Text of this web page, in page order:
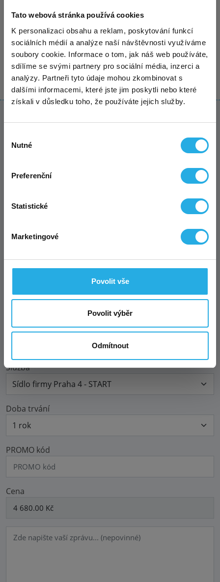
Tato webová stránka používá cookies
K personalizaci obsahu a reklam, poskytování funkcí
sociálních médií a analýze naší návštěvnosti využíváme
soubory cookie. Informace o tom, jak náš web používáte,
sdílíme se svými partnery pro sociální média, inzerci a
analýzy. Partneři tyto údaje mohou zkombinovat s
dalšími informacemi, které jste jim poskytli nebo které
získali v důsledku toho, že používáte jejich služby.
souhlasu
Nutné
Preferenční
Statistické
Marketingové
Povolit vše
Povolit výběr
Odmítnout
Identifikační údaje
Máte-li již sídlo podnikání,
tak navíc poprosíme i vaše
IČO, u firem pak její název
NEZÁVAZNÁ POPTÁVKA
Vyberte si variantu virtuálního sídla, o kterou máte
budemekontaktovat do cca 3 hodin od přijetí
Adresa sídla
Služba
Doba trvání
PROMO kód
Cena
Exkluzivní akce pro nové
zákazníky – virtuální sídlo za
polovinu!
Sháníte solidní a přitom levné virtuální sídlo
OSVČ, firmu či spolek? Využijte mimořádnou akci a
sjednejte si u nás sídlona adrese Kurzova, Praha
, tak i na
STANDARD a PREMIUM. Výběr varianty je
Všechny podrobnosti o akci a sídle na detailu
Pozor: Dosavadní akce na doživotní variantuza
To mě zajímá
Tato akce není kombinovatelná s jinými probíhajícími